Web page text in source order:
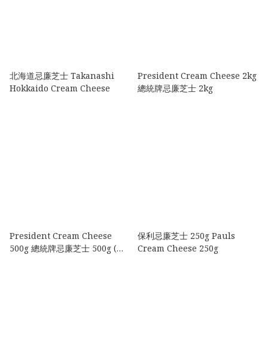
北海道忌廉芝士 Takanashi
Hokkaido Cream Cheese
President Cream Cheese 2kg
總統牌忌廉芝士 2kg
President Cream Cheese
500g 總統牌忌廉芝士 500g (分
保利忌廉芝士 250g Pauls
Cream Cheese 250g